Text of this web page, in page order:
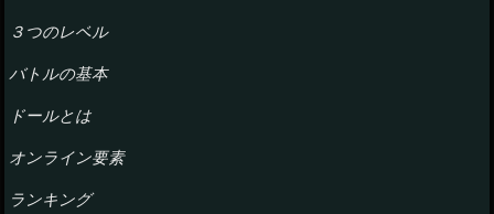
３つのレベル
バトルの基本
ドールとは
オンライン要素
ランキング